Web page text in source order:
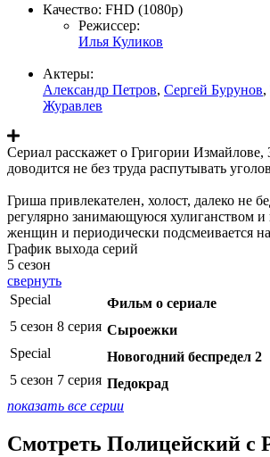
Качество: FHD (1080p)
Режиссер:
Илья Куликов
Актеры:
Александр Петров, Сергей Бурунов,
Журавлев
Сериал расскажет о Григории
доводится не без труда распутывать
Гриша привлекателен, холост, далеко не
регулярно занимающуюся хулиганством
женщин и периодически подсмеивается
График выхода серий
5 сезон
свернуть
Special
Фильм о сериале
5 сезон 8 серия Сыроежки
Special
Новогодний беспредел 2
5 сезон 7 серия Педокрад
показать все серии
Смотреть Полицейский с